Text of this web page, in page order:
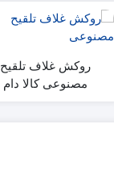
روکش غلاف تلقیح
مصنوعی کالا دام